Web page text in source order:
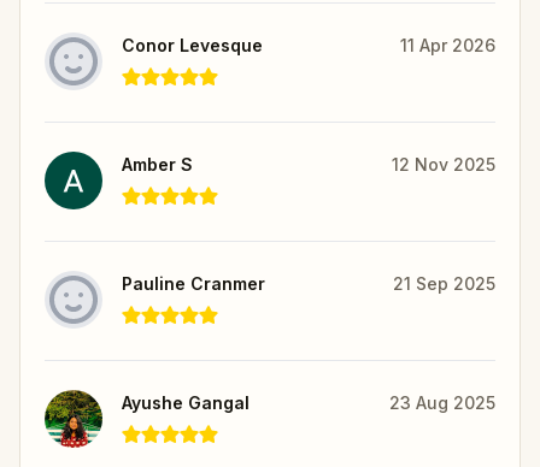
Conor Levesque 11 Apr 2026
Amber S 12 Nov 2025
Pauline Cranmer 21 Sep 2025
Ayushe Gangal 23 Aug 2025